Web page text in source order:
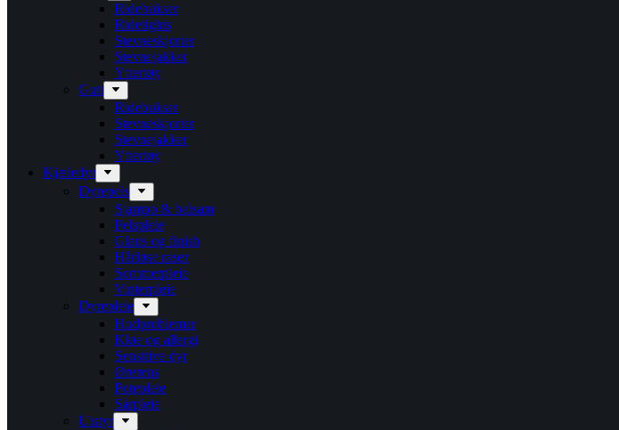
Ridebukser
Ridetights
Stevneskjorter
Stevnejakker
Yttertøy
Gutt
Ridebukser
Stevneskjorter
Stevnejakker
Yttertøy
Kjæledyr
Dyrepels
Sjampo & balsam
Pelspleie
Glans og finish
Hårløse raser
Sommerpleie
Vinterpleie
Dyrepleie
Hudproblemer
Kløe og allergi
Sensitive dyr
Ørerens
Potepleie
Sårpleie
Utstyr